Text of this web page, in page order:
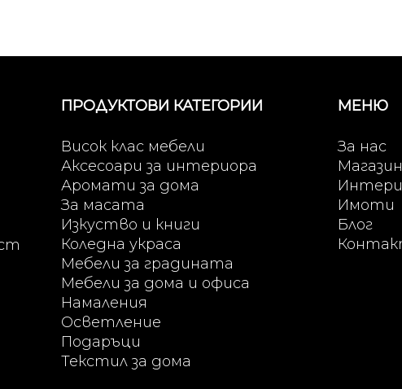
ПРОДУКТОВИ КАТЕГОРИИ
Висок клас мебели
Аксесоари за интериора
Аромати за дома
За масата
Изкуство и книги
Коледна украса
Мебели за градината
Мебели за дома и офиса
Намаления
Осветление
Подаръци
Текстил за дома
МЕНЮ
За нас
Магазин
Имоти
Блог